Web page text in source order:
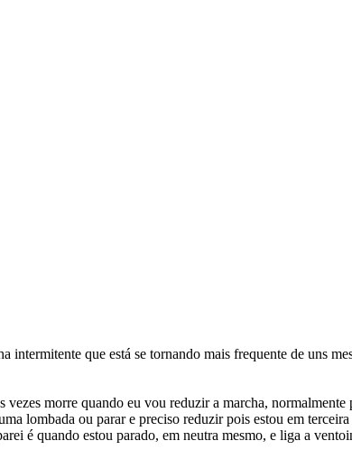
que está se tornando mais frequente de uns
morre quando eu vou reduzir a marcha, normalmente
lombada ou parar e preciso reduzir pois estou em
é quando estou parado, em neutra mesmo, e liga a